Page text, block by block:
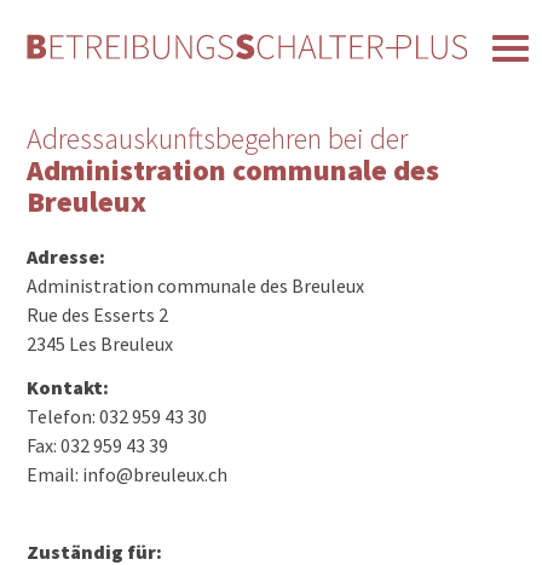
Adressauskunftsbegehren bei der
Administration communale des
Breuleux
Adresse:
Administration communale des Breuleux
Rue des Esserts 2
2345 Les Breuleux
Kontakt:
Telefon: 032 959 43 30
Fax: 032 959 43 39
Email: info@breuleux.ch
Zuständig für: